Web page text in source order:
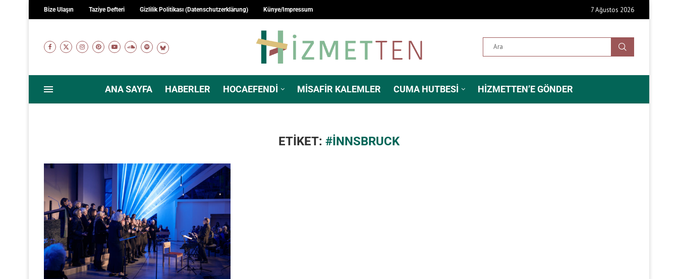
Bize Ulaşın Taziye Defteri Gizlilik Politikası (Datenschutzerklärung) Künye/Impressum 7 Ağustos 2026
ANA SAYFA HABERLER HOCAEFENDI MISAFIR KALEMLER CUMA HUTBESI HIZMETTEN’E GÖNDER
ETIKET: #INNSBRUCK